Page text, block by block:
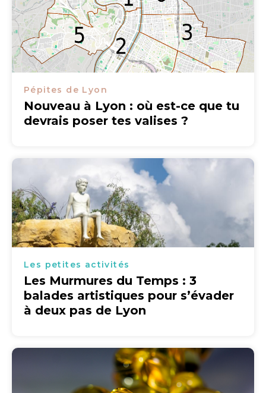
Pépites de Lyon
Nouveau à Lyon : où est-ce que tu
devrais poser tes valises ?
Les petites activités
Les Murmures du Temps : 3
balades artistiques pour s’évader
à deux pas de Lyon